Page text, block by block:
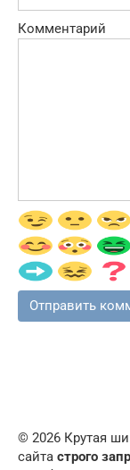
Комментарий
© 2026 Крутая
сайта строго